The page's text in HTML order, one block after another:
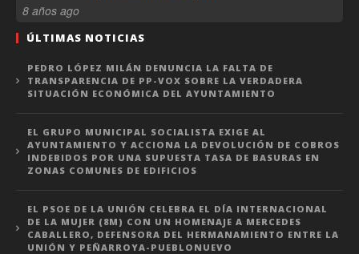
8 años ago
ÚLTIMAS NOTICIAS
PEDRO LÓPEZ MILÁN DENUNCIA LA FALTA DE
TRANSPARENCIA DE PP-VOX SOBRE LA VERDADERA
SITUACIÓN ECONÓMICA DEL AYUNTAMIENTO
EL GRUPO MUNICIPAL SOCIALISTA EXIGE AL
AYUNTAMIENTO Y ACCIONA LA DEVOLUCIÓN DE COBROS
INDEBIDOS POR UNA SUPUESTA TASA DE BASURAS EN
ZONAS COMUNES DE EDIFICIOS
EL PSOE DE LA UNIÓN CELEBRA EL DÍA INTERNACIONAL
DE LA MUJER (8M) CON UN HOMENAJE A MERCEDES
CABALLERO, DEFENSORA DEL HERMANAMIENTO ENTRE LA
UNIÓN Y PEÑARROYA-PUEBLONUEVO